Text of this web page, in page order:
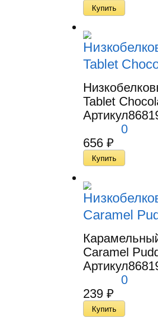
Tablet
Tablet
Артикул
0
656 ₽
Caramel
Caramel
Артикул
0
239 ₽